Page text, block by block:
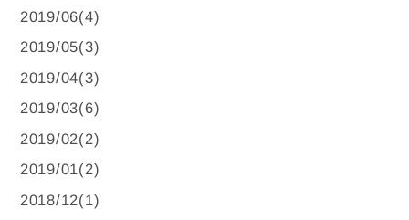
2019/06(4)
2019/05(3)
2019/04(3)
2019/03(6)
2019/02(2)
2019/01(2)
2018/12(1)